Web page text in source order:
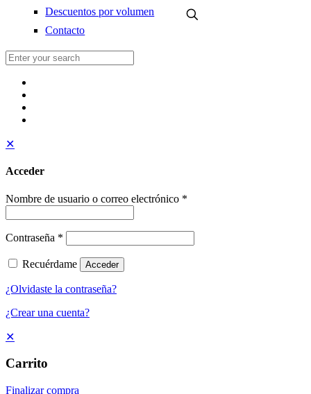
Descuentos por volumen
Contacto
✕
Acceder
Nombre de usuario o correo electrónico *
Contraseña *
Recuérdame Acceder
¿Olvidaste la contraseña?
¿Crear una cuenta?
✕
Carrito
Finalizar compra